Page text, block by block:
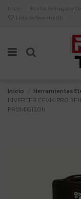
Inicio Envíos, Entregas y
Lista de favoritos ( 0)
Inicio Herramientas
INVERTER CEVIK PRO
PROMIG130N